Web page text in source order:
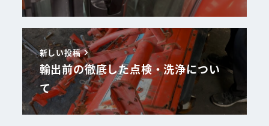
新しい投稿
輸出前の徹底した点検・洗浄につい
て